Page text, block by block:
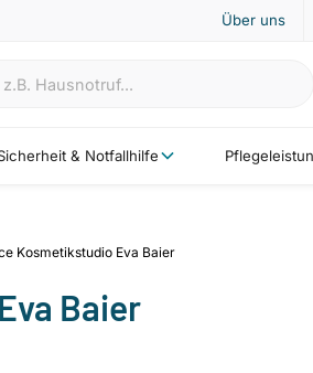
Über uns
& Notfallhilfe
Kosmetikstudio Eva Baier
Baier